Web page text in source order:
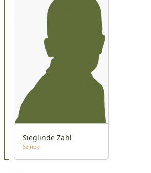
Sieglinde Zahl
Színek